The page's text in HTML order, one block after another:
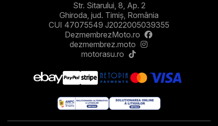
Str. Sitarului, 8, Ap. 2
Ghiroda, jud. Timiș, România
CUI 47075549 J2022005039355
DezmembrezMoto.ro
dezmembrez.moto
motorasu.ro